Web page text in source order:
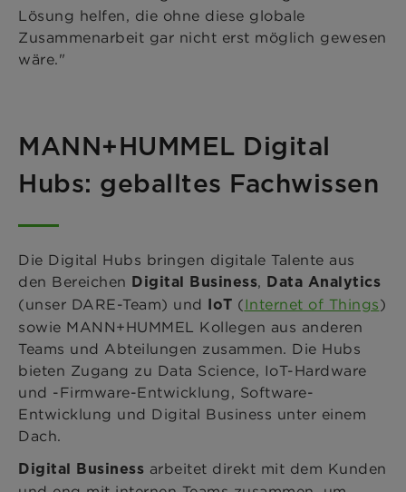
Lösung helfen, die ohne diese globale
Zusammenarbeit gar nicht erst möglich gewesen
wäre."
MANN+HUMMEL Digital
Hubs: geballtes Fachwissen
Die Digital Hubs bringen digitale Talente aus
den Bereichen Digital Business, Data Analytics
(unser DARE-Team) und IoT (Internet of Things)
sowie MANN+HUMMEL Kollegen aus anderen
Teams und Abteilungen zusammen. Die Hubs
bieten Zugang zu Data Science, IoT-Hardware
und -Firmware-Entwicklung, Software-
Entwicklung und Digital Business unter einem
Dach.
Digital Business arbeitet direkt mit dem Kunden